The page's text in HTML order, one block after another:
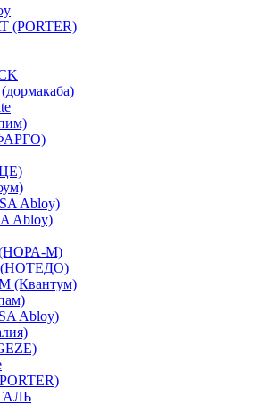
(PORTER)
Abloy)
Abloy)
М)
(НОТЕДО)
(Квантум)
Abloy)